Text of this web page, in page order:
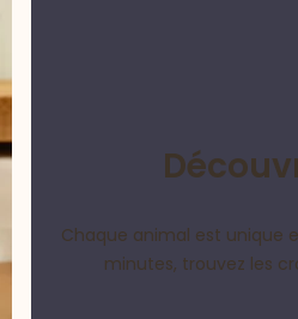
Chaque animal est unique
minutes, trouvez les